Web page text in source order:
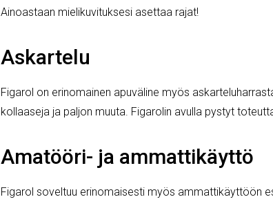
Ainoastaan mielikuvituksesi asettaa rajat!
Askartelu
Figarol on erinomainen apuväline myös
kollaaseja ja paljon muuta. Figarolin avulla pystyt
Amatööri- ja ammattikäyttö
Figarol soveltuu erinomaisesti myös ammattikäyttöön